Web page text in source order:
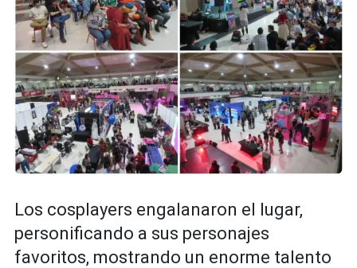
Los cosplayers engalanaron el lugar,
personificando a sus personajes
favoritos, mostrando un enorme talento